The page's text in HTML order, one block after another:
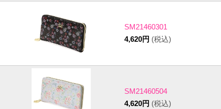
SM21460301
4,620円 (税込)
SM21460504
4,620円 (税込)